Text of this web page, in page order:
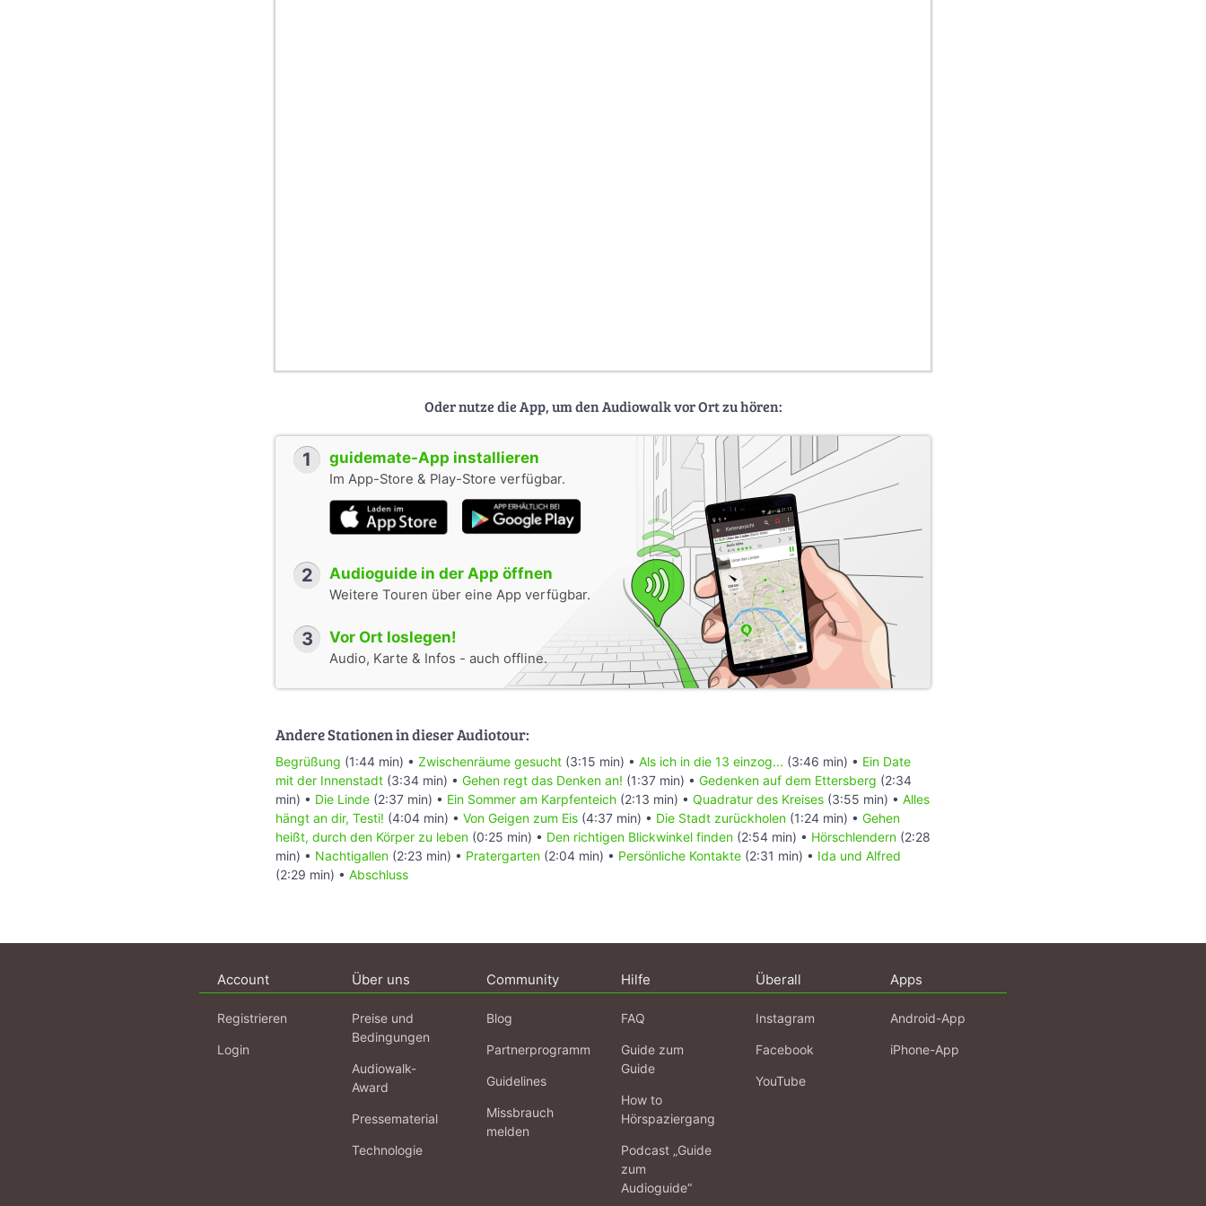
Oder nutze die App, um den Audiowalk vor Ort zu hören:
1 guidemate-App installieren
Im App-Store & Play-Store verfügbar.
2 Audioguide in der App öffnen
Weitere Touren über eine App verfügbar.
3 Vor Ort loslegen!
Audio, Karte & Infos - auch offline.
Andere Stationen in dieser Audiotour:
Begrüßung (1:44 min) • Zwischenräume gesucht (3:15 min) • Als ich in die 13 einzog... (3:46 min) • Ein Date
mit der Innenstadt (3:34 min) • Gehen regt das Denken an! (1:37 min) • Gedenken auf dem Ettersberg (2:34
min) • Die Linde (2:37 min) • Ein Sommer am Karpfenteich (2:13 min) • Quadratur des Kreises (3:55 min) • Alles
hängt an dir, Testi! (4:04 min) • Von Geigen zum Eis (4:37 min) • Die Stadt zurückholen (1:24 min) • Gehen
heißt, durch den Körper zu leben (0:25 min) • Den richtigen Blickwinkel finden (2:54 min) • Hörschlendern (2:28
min) • Nachtigallen (2:23 min) • Pratergarten (2:04 min) • Persönliche Kontakte (2:31 min) • Ida und Alfred
(2:29 min) • Abschluss
Account
Registrieren
Login
Über uns
Preise und
Bedingungen
Audiowalk-
Award
Pressematerial
Technologie
Community
Blog
Partnerprogramm
Guidelines
Missbrauch
melden
Hilfe
FAQ
Guide zum
Guide
How to
Hörspaziergang
Podcast „Guide
zum
Audioguide“
Überall
Instagram
Facebook
YouTube
Apps
Android-App
iPhone-App